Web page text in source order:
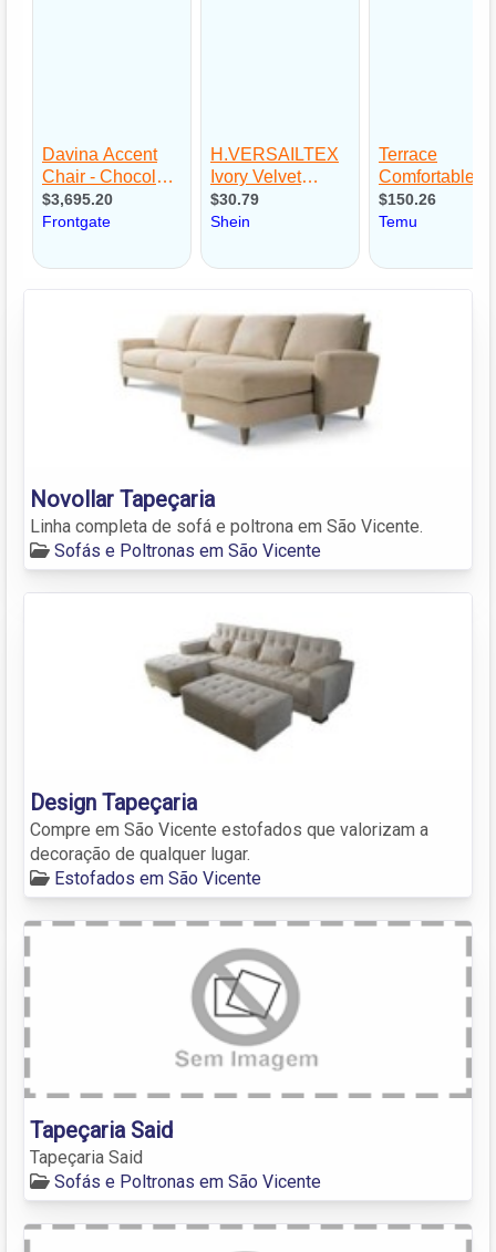
Novollar Tapeçaria
Linha completa de sofá e poltrona em São Vicente.
Sofás e Poltronas em São Vicente
Design Tapeçaria
Compre em São Vicente estofados que valorizam a
decoração de qualquer lugar.
Estofados em São Vicente
Tapeçaria Said
Tapeçaria Said
Sofás e Poltronas em São Vicente